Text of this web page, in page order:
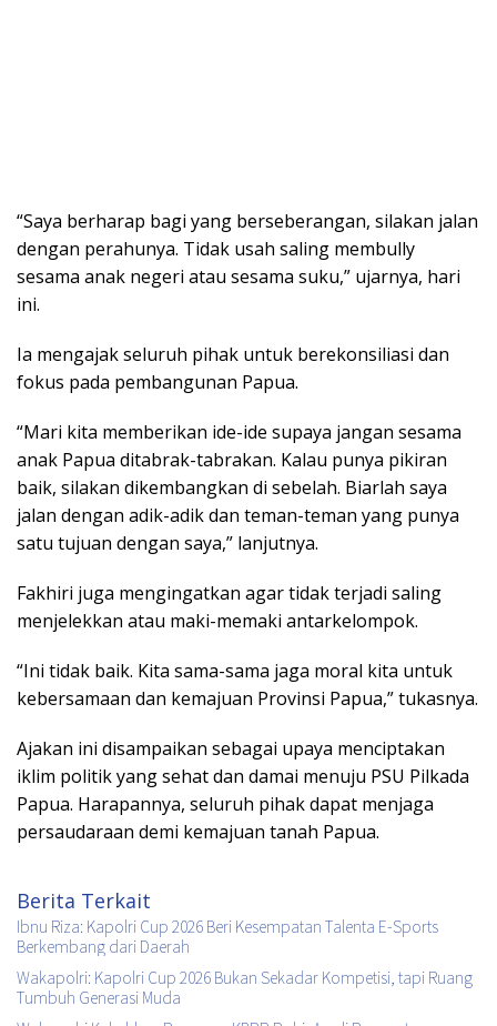
“Saya berharap bagi yang berseberangan, silakan jalan
dengan perahunya. Tidak usah saling membully
sesama anak negeri atau sesama suku,” ujarnya, hari
ini.
Ia mengajak seluruh pihak untuk berekonsiliasi dan
fokus pada pembangunan Papua.
“Mari kita memberikan ide-ide supaya jangan sesama
anak Papua ditabrak-tabrakan. Kalau punya pikiran
baik, silakan dikembangkan di sebelah. Biarlah saya
jalan dengan adik-adik dan teman-teman yang punya
satu tujuan dengan saya,” lanjutnya.
Fakhiri juga mengingatkan agar tidak terjadi saling
menjelekkan atau maki-memaki antarkelompok.
“Ini tidak baik. Kita sama-sama jaga moral kita untuk
kebersamaan dan kemajuan Provinsi Papua,” tukasnya.
Ajakan ini disampaikan sebagai upaya menciptakan
iklim politik yang sehat dan damai menuju PSU Pilkada
Papua. Harapannya, seluruh pihak dapat menjaga
persaudaraan demi kemajuan tanah Papua.
Berita Terkait
Ibnu Riza: Kapolri Cup 2026 Beri Kesempatan Talenta E-Sports
Berkembang dari Daerah
Wakapolri: Kapolri Cup 2026 Bukan Sekadar Kompetisi, tapi Ruang
Tumbuh Generasi Muda